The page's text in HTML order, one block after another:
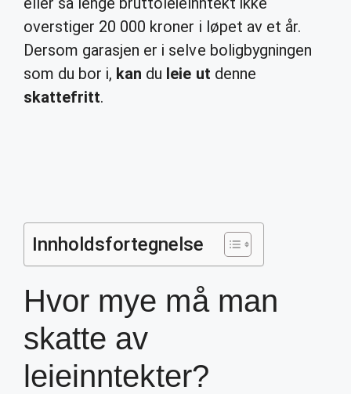
overstiger 20 000 kroner i løpet av et år.
Dersom garasjen er i selve boligbygningen
som du bor i, kan du leie ut denne
skattefritt.
Innholdsfortegnelse
Hvor mye må man
skatte av
leieinntekter?